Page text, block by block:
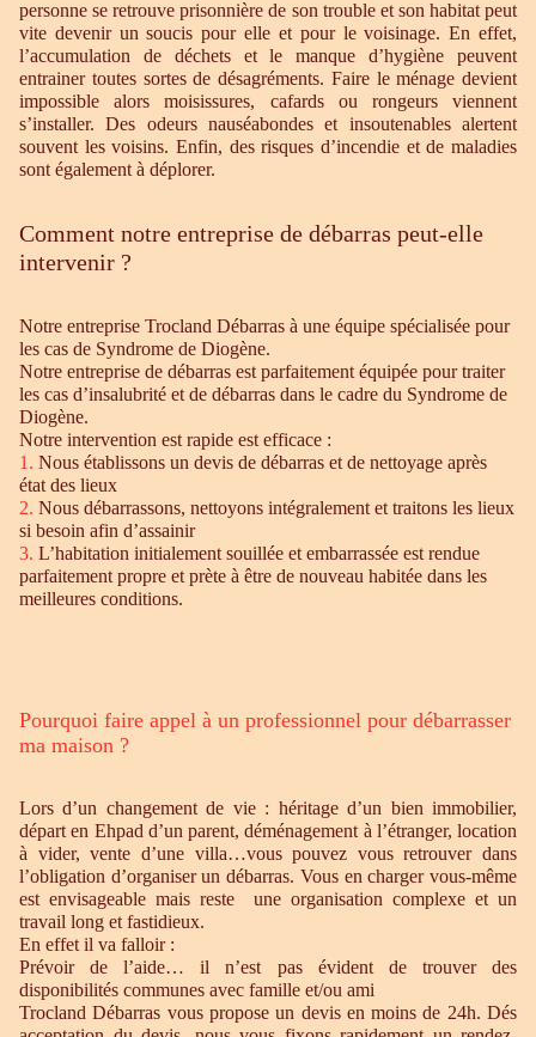
personne se retrouve prisonnière de son trouble et son habitat peut
vite devenir un soucis pour elle et pour le voisinage. En effet,
l’accumulation de déchets et le manque d’hygiène peuvent
entrainer toutes sortes de désagréments. Faire le ménage devient
impossible alors moisissures, cafards ou rongeurs viennent
s’installer. Des odeurs nauséabondes et insoutenables alertent
souvent les voisins. Enfin, des risques d’incendie et de maladies
sont également à déplorer.
Comment notre entreprise de débarras peut-elle
intervenir ?
Notre entreprise Trocland Débarras à une équipe spécialisée pour
les cas de Syndrome de Diogène.
Notre entreprise de débarras est parfaitement équipée pour traiter
les cas d’insalubrité et de débarras dans le cadre du Syndrome de
Diogène.
Notre intervention est rapide est efficace :
1. Nous établissons un devis de débarras et de nettoyage après
état des lieux
2. Nous débarrassons, nettoyons intégralement et traitons les lieux
si besoin afin d’assainir
3. L’habitation initialement souillée et embarrassée est rendue
parfaitement propre et prète à être de nouveau habitée dans les
meilleures conditions.
Pourquoi faire appel à un professionnel pour débarrasser
ma maison ?
Lors d’un changement de vie : héritage d’un bien immobilier,
départ en Ehpad d’un parent, déménagement à l’étranger, location
à vider, vente d’une villa…vous pouvez vous retrouver dans
l’obligation d’organiser un débarras. Vous en charger vous-même
est envisageable mais reste une organisation complexe et un
travail long et fastidieux.
En effet il va falloir :
Prévoir de l’aide… il n’est pas évident de trouver des
disponibilités communes avec famille et/ou ami
Trocland Débarras vous propose un devis en moins de 24h. Dés